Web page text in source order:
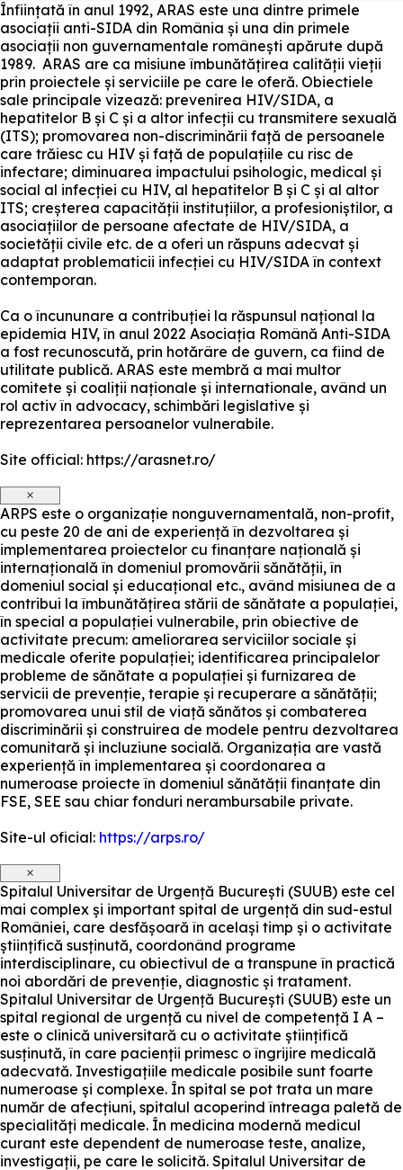
Înființată în anul 1992, ARAS este una dintre primele
asociații anti-SIDA din România și una din primele
asociații non guvernamentale românești apărute după
1989. ARAS are ca misiune îmbunătățirea calității vieții
prin proiectele și serviciile pe care le oferă. Obiectiele
sale principale vizează: prevenirea HIV/SIDA, a
hepatitelor B și C și a altor infecții cu transmitere sexuală
(ITS); promovarea non-discriminării față de persoanele
care trăiesc cu HIV și față de populațiile cu risc de
infectare; diminuarea impactului psihologic, medical și
social al infecției cu HIV, al hepatitelor B și C și al altor
ITS; creșterea capacității instituțiilor, a profesioniștilor, a
asociațiilor de persoane afectate de HIV/SIDA, a
societății civile etc. de a oferi un răspuns adecvat și
adaptat problematicii infecției cu HIV/SIDA în context
contemporan.
Ca o încununare a contribuției la răspunsul național la
epidemia HIV, în anul 2022 Asociația Română Anti-SIDA
a fost recunoscută, prin hotărâre de guvern, ca fiind de
utilitate publică. ARAS este membră a mai multor
comitete și coaliții naționale și internationale, având un
rol activ în advocacy, schimbări legislative și
reprezentarea persoanelor vulnerabile.
Site official: https://arasnet.ro/
×
ARPS este o organizație nonguvernamentală, non-profit,
cu peste 20 de ani de experiență în dezvoltarea și
implementarea proiectelor cu finanțare națională și
internațională în domeniul promovării sănătății, în
domeniul social și educațional etc., având misiunea de a
contribui la îmbunătățirea stării de sănătate a populației,
în special a populației vulnerabile, prin obiective de
activitate precum: ameliorarea serviciilor sociale și
medicale oferite populației; identificarea principalelor
probleme de sănătate a populației și furnizarea de
servicii de prevenție, terapie și recuperare a sănătății;
promovarea unui stil de viață sănătos și combaterea
discriminării și construirea de modele pentru dezvoltarea
comunitară și incluziune socială. Organizația are vastă
experiență în implementarea și coordonarea a
numeroase proiecte în domeniul sănătății finanțate din
FSE, SEE sau chiar fonduri nerambursabile private.
Site-ul oficial: https://arps.ro/
×
Spitalul Universitar de Urgență București (SUUB) este cel
mai complex și important spital de urgență din sud-estul
României, care desfășoară în același timp și o activitate
științifică susținută, coordonând programe
interdisciplinare, cu obiectivul de a transpune în practică
noi abordări de prevenție, diagnostic și tratament.
Spitalul Universitar de Urgență București (SUUB) este un
spital regional de urgență cu nivel de competență I A –
este o clinică universitară cu o activitate științifică
susținută, în care pacienții primesc o îngrijire medicală
adecvată. Investigațiile medicale posibile sunt foarte
numeroase și complexe. În spital se pot trata un mare
număr de afecțiuni, spitalul acoperind întreaga paletă de
specialități medicale. În medicina modernă medicul
curant este dependent de numeroase teste, analize,
investigații, pe care le solicită. Spitalul Universitar de